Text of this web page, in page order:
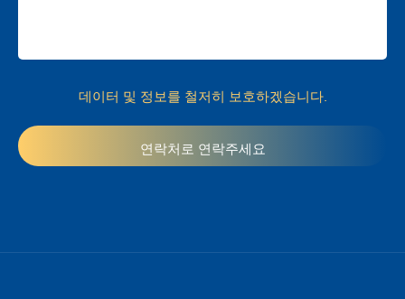
데이터 및 정보를 철저히 보호하겠습니다.